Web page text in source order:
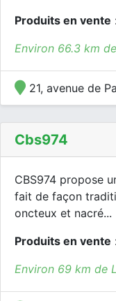
Produits en vente
Environ 66.3 km
21, avenue de
Cbs974
CBS974 propose
fait de façon
oncteux et nacré...
Produits en vente
Environ 69 km de